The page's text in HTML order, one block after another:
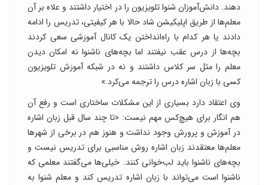
دهند. دانش‌آموزان شنوا تلویزیون را در اختیار داشتند و علاه بر آن
معلم‌ها از طریق اپلیکیشن شاد حالا با هر کیفیتی، تدریس را ادامه
دادند یا هر کدام با راه‌انداختن یک کانال آموزشی سعی کردند
بچه‌ها از درس عقب نیفتند اما بچه‌های ناشنوا نه امکان دیدن
معلم را مثل سر کلاس داشتند و نه در شبکه آموزش تلویزیون
کسی با زبان اشاره درس را ترجمه می‌کرد.»
وی اعتقاد دارد بسیاری از این مشکلات ساختاری است و رفع آن
هم انگار برای هیچ‌کس مهم نیست: «تا چند سال قبل زبان اشاره
در آموزش و پرورش وجود نداشت و هنوز هم در برخی از شهرها
معلم‌ها معتقدند زبان اشاره روش مناسبی برای تدریس نیست و
بچه‌های ناشنوا باید لب‌خوانی کنند. خیلی‌ها می‌گفتند معلمی‌ که
ناشنوا است می‌تواند با زبان اشاره تدریس کند و معلم شنوا به